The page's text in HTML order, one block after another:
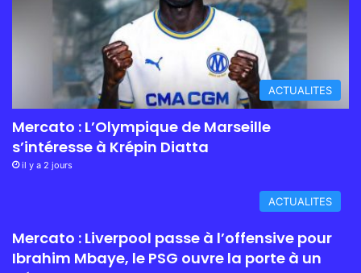
ACTUALITES
Mercato : L’Olympique de Marseille
s’intéresse à Krépin Diatta
il y a 2 jours
ACTUALITES
Mercato : Liverpool passe à l’offensive pour
Ibrahim Mbaye, le PSG ouvre la porte à un